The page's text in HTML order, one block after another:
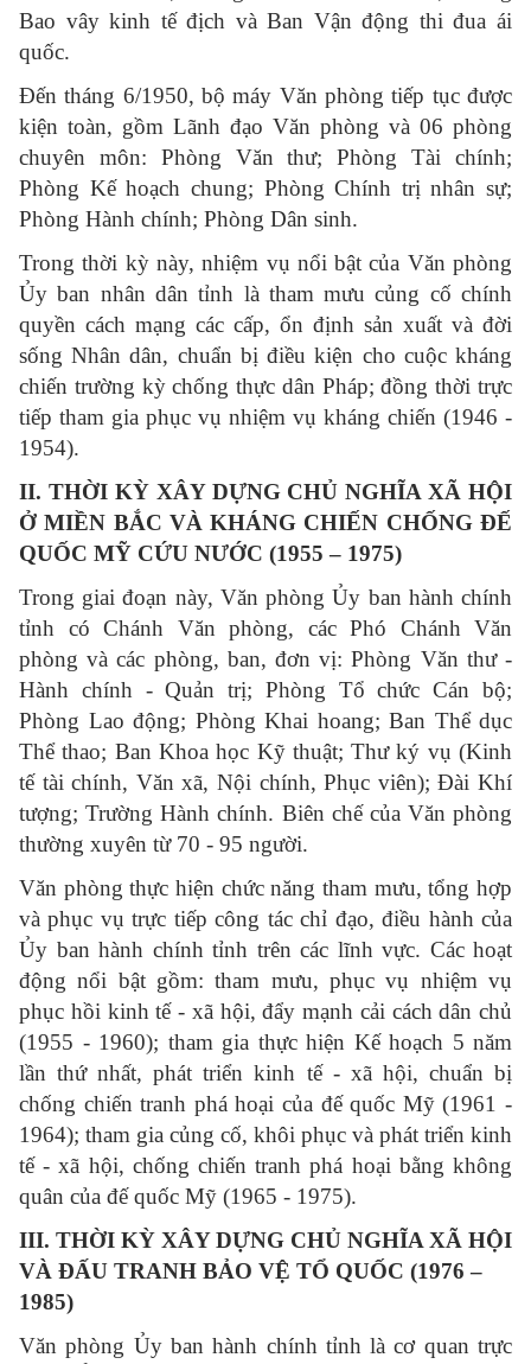
Bao vây kinh tế địch và Ban Vận động thi đua ái
quốc.
Đến tháng 6/1950, bộ máy Văn phòng tiếp tục được
kiện toàn, gồm Lãnh đạo Văn phòng và 06 phòng
chuyên môn: Phòng Văn thư; Phòng Tài chính;
Phòng Kế hoạch chung; Phòng Chính trị nhân sự;
Phòng Hành chính; Phòng Dân sinh.
Trong thời kỳ này, nhiệm vụ nổi bật của Văn phòng
Ủy ban nhân dân tỉnh là tham mưu củng cố chính
quyền cách mạng các cấp, ổn định sản xuất và đời
sống Nhân dân, chuẩn bị điều kiện cho cuộc kháng
chiến trường kỳ chống thực dân Pháp; đồng thời trực
tiếp tham gia phục vụ nhiệm vụ kháng chiến (1946 -
1954).
II. THỜI KỲ XÂY DỰNG CHỦ NGHĨA XÃ HỘI
Ở MIỀN BẮC VÀ KHÁNG CHIẾN CHỐNG ĐẾ
QUỐC MỸ CỨU NƯỚC (1955 – 1975)
Trong giai đoạn này, Văn phòng Ủy ban hành chính
tỉnh có Chánh Văn phòng, các Phó Chánh Văn
phòng và các phòng, ban, đơn vị: Phòng Văn thư -
Hành chính - Quản trị; Phòng Tổ chức Cán bộ;
Phòng Lao động; Phòng Khai hoang; Ban Thể dục
Thể thao; Ban Khoa học Kỹ thuật; Thư ký vụ (Kinh
tế tài chính, Văn xã, Nội chính, Phục viên); Đài Khí
tượng; Trường Hành chính. Biên chế của Văn phòng
thường xuyên từ 70 - 95 người.
Văn phòng thực hiện chức năng tham mưu, tổng hợp
và phục vụ trực tiếp công tác chỉ đạo, điều hành của
Ủy ban hành chính tỉnh trên các lĩnh vực. Các hoạt
động nổi bật gồm: tham mưu, phục vụ nhiệm vụ
phục hồi kinh tế - xã hội, đẩy mạnh cải cách dân chủ
(1955 - 1960); tham gia thực hiện Kế hoạch 5 năm
lần thứ nhất, phát triển kinh tế - xã hội, chuẩn bị
chống chiến tranh phá hoại của đế quốc Mỹ (1961 -
1964); tham gia củng cố, khôi phục và phát triển kinh
tế - xã hội, chống chiến tranh phá hoại bằng không
quân của đế quốc Mỹ (1965 - 1975).
III. THỜI KỲ XÂY DỰNG CHỦ NGHĨA XÃ HỘI
VÀ ĐẤU TRANH BẢO VỆ TỔ QUỐC (1976 –
1985)
Văn phòng Ủy ban hành chính tỉnh là cơ quan trực